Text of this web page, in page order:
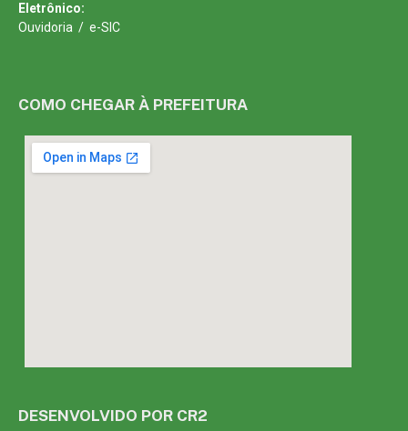
Eletrônico:
Ouvidoria / e-SIC
COMO CHEGAR À PREFEITURA
DESENVOLVIDO POR CR2